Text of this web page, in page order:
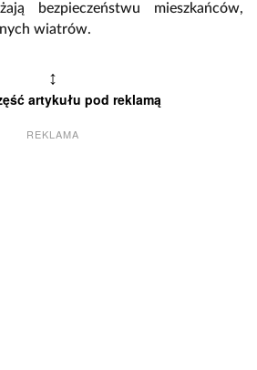
bezpieczeństwu mieszkańców,
wiatrów.
↕
artykułu pod reklamą
REKLAMA